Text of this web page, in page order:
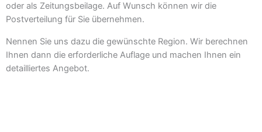
oder als Zeitungsbeilage. Auf Wunsch können wir die
Postverteilung für Sie übernehmen.
Nennen Sie uns dazu die gewünschte Region. Wir berechnen
Ihnen dann die erforderliche Auflage und machen Ihnen ein
detailliertes Angebot.